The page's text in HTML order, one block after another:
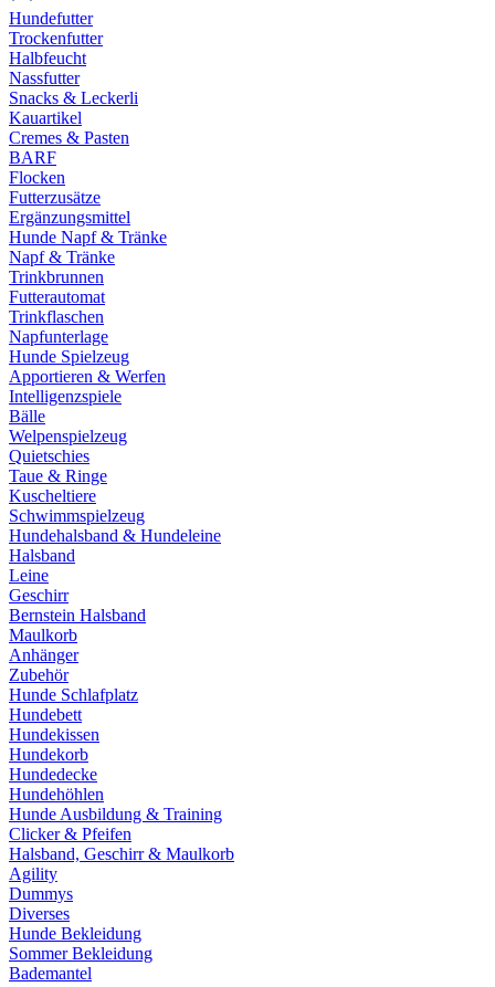
Hundefutter
Trockenfutter
Halbfeucht
Nassfutter
Snacks & Leckerli
Kauartikel
Cremes & Pasten
BARF
Flocken
Futterzusätze
Ergänzungsmittel
Hunde Napf & Tränke
Napf & Tränke
Trinkbrunnen
Futterautomat
Trinkflaschen
Napfunterlage
Hunde Spielzeug
Apportieren & Werfen
Intelligenzspiele
Bälle
Welpenspielzeug
Quietschies
Taue & Ringe
Kuscheltiere
Schwimmspielzeug
Hundehalsband & Hundeleine
Halsband
Leine
Geschirr
Bernstein Halsband
Maulkorb
Anhänger
Zubehör
Hunde Schlafplatz
Hundebett
Hundekissen
Hundekorb
Hundedecke
Hundehöhlen
Hunde Ausbildung & Training
Clicker & Pfeifen
Halsband, Geschirr & Maulkorb
Agility
Dummys
Diverses
Hunde Bekleidung
Sommer Bekleidung
Bademantel